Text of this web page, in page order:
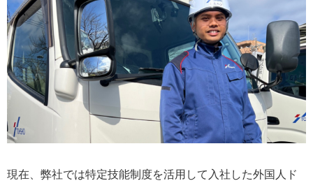
現在、弊社では特定技能制度を活用して入社した外国人ド